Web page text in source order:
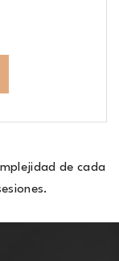
de cada